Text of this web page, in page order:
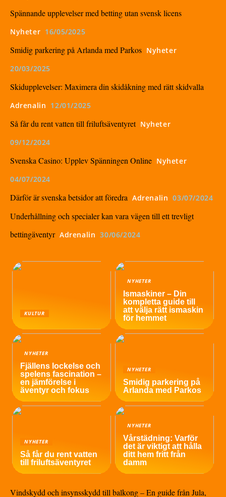
Spännande upplevelser med betting utan svensk licens
Nyheter 16/05/2025
Smidig parkering på Arlanda med Parkos Nyheter
20/03/2025
Skidupplevelser: Maximera din skidåkning med rätt skidvalla
Adrenalin 12/01/2025
Så får du rent vatten till friluftsäventyret Nyheter
09/12/2024
Svenska Casino: Upplev Spänningen Online Nyheter
04/07/2024
Därför är svenska betsidor att föredra Adrenalin 03/07/2024
Underhållning och specialer kan vara vägen till ett trevligt
bettingäventyr Adrenalin 30/06/2024
KULTUR
NYHETER
Ismaskiner – Din
kompletta guide till
att välja rätt ismaskin
för hemmet
NYHETER
Fjällens lockelse och
spelens fascination –
en jämförelse i
äventyr och fokus
NYHETER
Smidig parkering på
Arlanda med Parkos
NYHETER
Så får du rent vatten
till friluftsäventyret
NYHETER
Vårstädning: Varför
det är viktigt att hålla
ditt hem fritt från
damm
Vindskydd och insynsskydd till balkong – En guide från Jula,